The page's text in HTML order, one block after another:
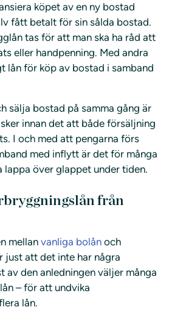
köpet av en ny bostad
fått betalt för sin sålda bostad.
tas för att man ska ha råd att
eller handpenning. Med andra
lån för köp av bostad i samband
sälja bostad på samma gång är
innan det att både försäljning
I och med att pengarna förs
med inflytt är det för många
lappa över glappet under tiden.
från
mellan vanliga bolån och
just att det inte har några
av den anledningen väljer många
– för att undvika
lån.